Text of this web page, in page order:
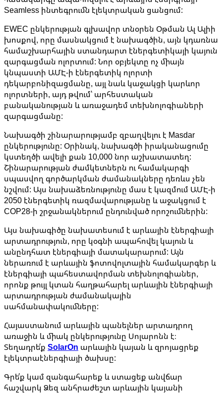
Seamless ինտեգրումն էլեկտրական ցանցում:
EWEC ընկերության գլխավոր տնօրեն Օթման Ալ Ալիի
խոսքով, որը մասնակցում է նախագծին, այն կդառնա
համաշխարհային ստանդարտ էներգետիկայի կայուն
զարգացման ոլորտում: Նոր օբյեկտը ոչ միայն
կնպաստի ԱՄԷ-ի էներգետիկ ոլորտի
դեկարբոնիզացմանը, այլ նաև կաջակցի կարևոր
ոլորտների, այդ թվում՝ արհեստական
բանականության և առաջադեմ տեխնոլոգիաների
զարգացմանը:
Նախագծի շինարարությամբ զբաղվելու է Masdar
ընկերությունը: Օրինակ, նախագծի իրականացումը
կստեղծի ավելի քան 10,000 նոր աշխատատեղ:
Շինարարության ժամկետներն ու համակարգի
սպասվող գործարկման ժամանակները դեռևս չեն
նշվում: Այս նախաձեռնությունը մաս է կազմում ԱՄԷ-ի
2050 էներգետիկ ռազմավարությանը և աջակցում է
COP28-ի շրջանակներում ընդունված որոշումներին:
Այս նախագիծը նախատեսում է արևային էներգիայի
արտադրություն, որը կօգնի ապահովել կայուն և
անընդհատ էներգիայի մատակարարում: Այն
ներառում է արևային ֆոտովոլտային համակարգեր և
էներգիայի պահեստավորման տեխնոլոգիաներ,
որոնք թույլ կտան հաղթահարել արևային էներգիայի
արտադրության ժամանակային
սահմանափակումները:
Հայաստանում արևային պանելներ արտադրող
առաջին և միակ ընկերությունը Սոլարոնն է։
Տեղադրե՛ք SolarOn արևային կայան և զրոյացրեք
էլեկտրաէներգիայի ծախսը:
Գրե՛ք կամ զանգահարեք և ստացեք անվճար
հաշվարկ Ձեզ անհրաժեշտ արևային կայանի